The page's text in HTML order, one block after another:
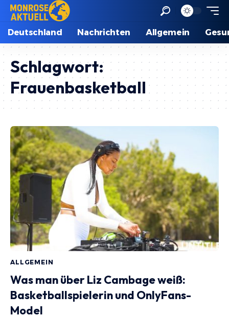
Deutschland Nachrichten Allgemein
Schlagwort:
Frauenbasketball
ALLGEMEIN
Was man über Liz Cambage weiß:
Basketballspielerin und OnlyFans-
Model